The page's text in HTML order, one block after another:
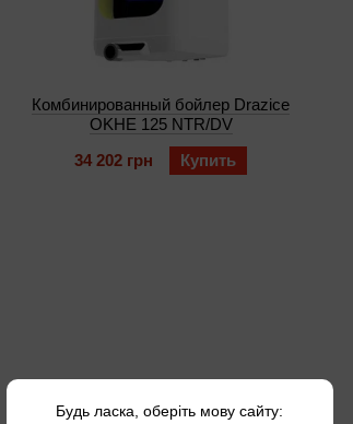
Комбинированный бойлер Drazice
OKHE 125 NTR/DV
34 202 грн
Купить
Будь ласка, оберіть мову сайту: